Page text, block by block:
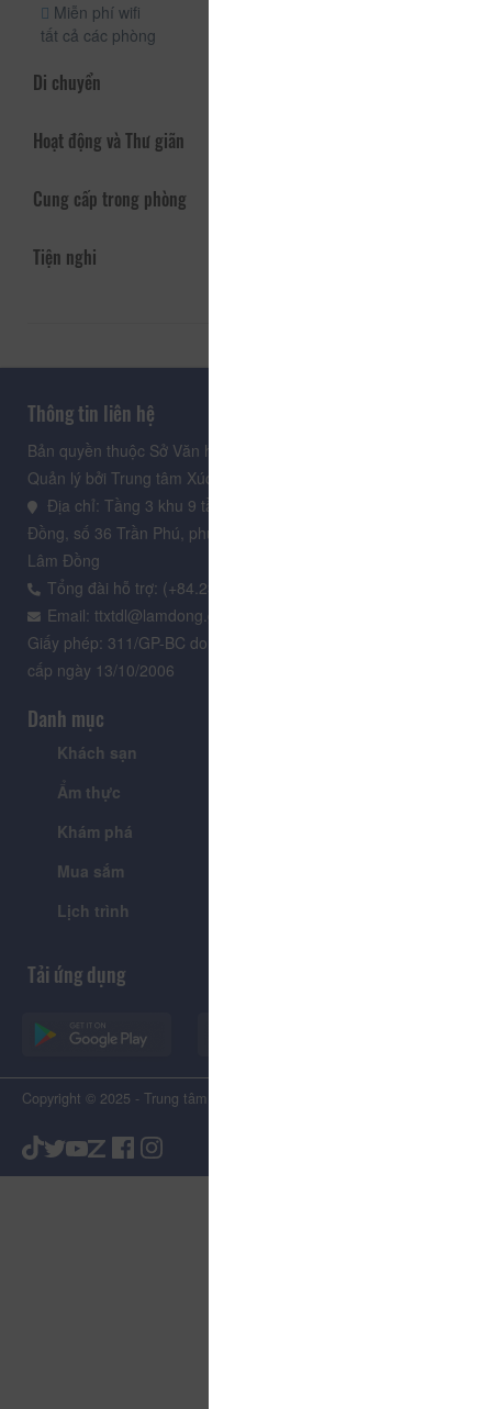
Miễn phí wifi
tất cả các phòng
Di chuyển
Hoạt động và Thư giãn
Cung cấp trong phòng
Tiện nghi
Thông tin liên hệ
Bản quyền thuộc Sở Văn hoá, Thể thao và Du lịch Lâm Đồng.
Quản lý bởi Trung tâm Xúc tiến Du lịch Lâm Đồng
Địa chỉ: Tầng 3 khu 9 tầng, Trung tâm Hành chính tỉnh Lâm
Đồng, số 36 Trần Phú, phường Xuân Hương - Đà Lạt, tỉnh
Lâm Đồng
Tổng đài hỗ trợ: (+84.235) 3.916.961
Email: ttxtdl@lamdong.gov.vn
Giấy phép: 311/GP-BC do Cục Báo chí - Bộ Văn hóa Thông tin
cấp ngày 13/10/2006
Danh mục
Khách sạn
Ẩm thực
Khám phá
Mua sắm
Lịch trình
Tải ứng dụng
Copyright © 2025 - Trung tâm Xúc tiến Du lịch Tỉnh Lâm Đồng